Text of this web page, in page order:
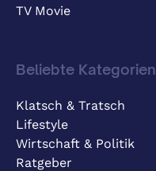
TV Movie
Beliebte Kategorien
Klatsch & Tratsch
Lifestyle
Wirtschaft & Politik
Ratgeber